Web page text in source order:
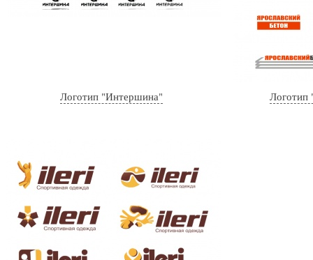
Логотип "Интершина" Логотип